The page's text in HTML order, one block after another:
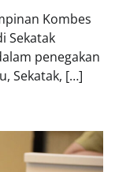
Kombes
Sekatak
penegakan
Sekatak, […]